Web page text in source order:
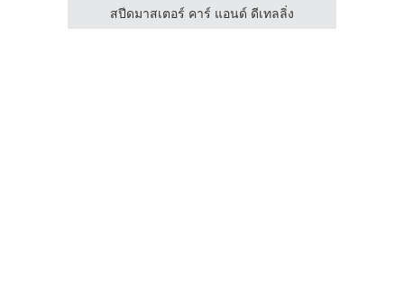
สปีดมาสเตอร์ คาร์ แอนด์ ดีเทลลิ่ง